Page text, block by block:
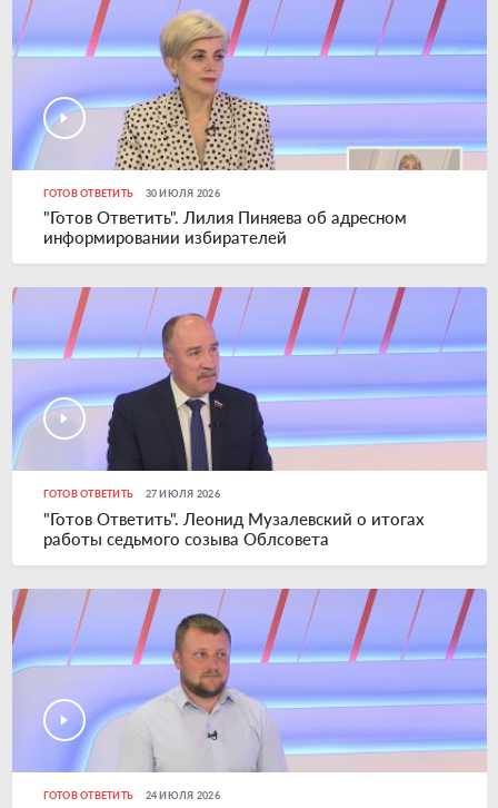
ГОТОВ ОТВЕТИТЬ 30 ИЮЛЯ 2026
"Готов Ответить". Лилия Пиняева об адресном
информировании избирателей
ГОТОВ ОТВЕТИТЬ 27 ИЮЛЯ 2026
"Готов Ответить". Леонид Музалевский о итогах
работы седьмого созыва Облсовета
ГОТОВ ОТВЕТИТЬ 24 ИЮЛЯ 2026